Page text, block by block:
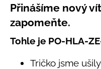
hodnocení
produktu
je
z
hvězdiček.
Přinášíme nový
zapomeňte.
Tohle je PO-HLA-
Tričko jsme
D
o
p